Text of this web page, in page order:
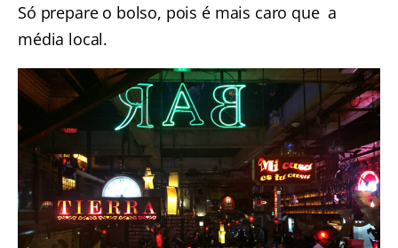
Só prepare o bolso, pois é mais caro que a
média local.